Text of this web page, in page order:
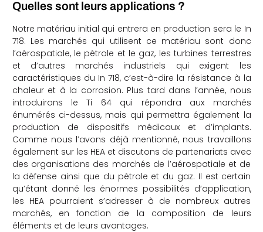
Quelles sont leurs applications ?
Notre matériau initial qui entrera en production sera le In
718. Les marchés qui utilisent ce matériau sont donc
l’aérospatiale, le pétrole et le gaz, les turbines terrestres
et d’autres marchés industriels qui exigent les
caractéristiques du In 718, c’est-à-dire la résistance à la
chaleur et à la corrosion. Plus tard dans l’année, nous
introduirons le Ti 64 qui répondra aux marchés
énumérés ci-dessus, mais qui permettra également la
production de dispositifs médicaux et d’implants.
Comme nous l’avons déjà mentionné, nous travaillons
également sur les HEA et discutons de partenariats avec
des organisations des marchés de l’aérospatiale et de
la défense ainsi que du pétrole et du gaz. Il est certain
qu’étant donné les énormes possibilités d’application,
les HEA pourraient s’adresser à de nombreux autres
marchés, en fonction de la composition de leurs
éléments et de leurs avantages.